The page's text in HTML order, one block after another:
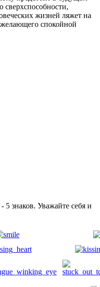
сверхспособности,
жизней ляжет на
спокойной
знаков. Уважайте себя и